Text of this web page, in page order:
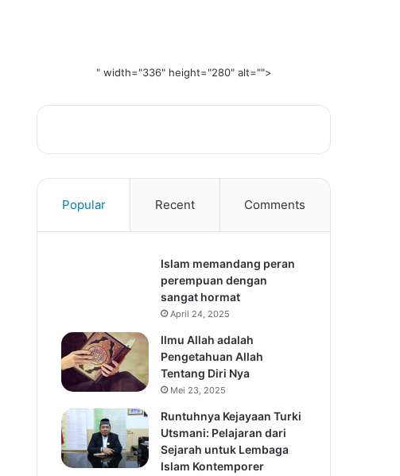
" width="336" height="280" alt="">
Popular Recent Comments
Islam memandang peran
perempuan dengan
sangat hormat
April 24, 2025
Ilmu Allah adalah
Pengetahuan Allah
Tentang Diri Nya
Mei 23, 2025
Runtuhnya Kejayaan Turki
Utsmani: Pelajaran dari
Sejarah untuk Lembaga
Islam Kontemporer